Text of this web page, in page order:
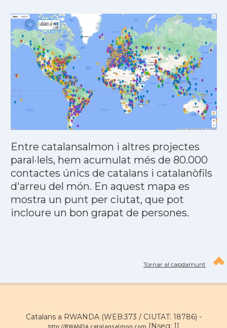
Entre catalansalmon i altres projectes
paral·lels, hem acumulat més de 80.000
contactes únics de catalans i catalanòfils
d'arreu del món. En aquest mapa es
mostra un punt per ciutat, que pot
incloure un bon grapat de persones.
Tornar al capdamunt
Catalans a RWANDA (WEB:373 / CIUTAT: 18786) -
http://RWANDA.catalansalmon.com [Nseg: 1]